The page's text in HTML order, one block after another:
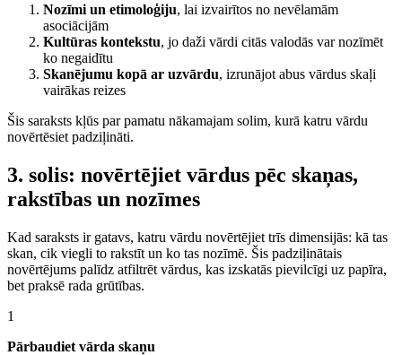
Nozīmi un etimoloģiju, lai izvairītos no nevēlamām
asociācijām
Kultūras kontekstu, jo daži vārdi citās valodās var nozīmēt
ko negaidītu
Skanējumu kopā ar uzvārdu, izrunājot abus vārdus skaļi
vairākas reizes
Šis saraksts kļūs par pamatu nākamajam solim, kurā katru vārdu
novērtēsiet padziļināti.
3. solis: novērtējiet vārdus pēc skaņas,
rakstības un nozīmes
Kad saraksts ir gatavs, katru vārdu novērtējiet trīs dimensijās: kā tas
skan, cik viegli to rakstīt un ko tas nozīmē. Šis padziļinātais
novērtējums palīdz atfiltrēt vārdus, kas izskatās pievilcīgi uz papīra,
bet praksē rada grūtības.
1
Pārbaudiet vārda skaņu